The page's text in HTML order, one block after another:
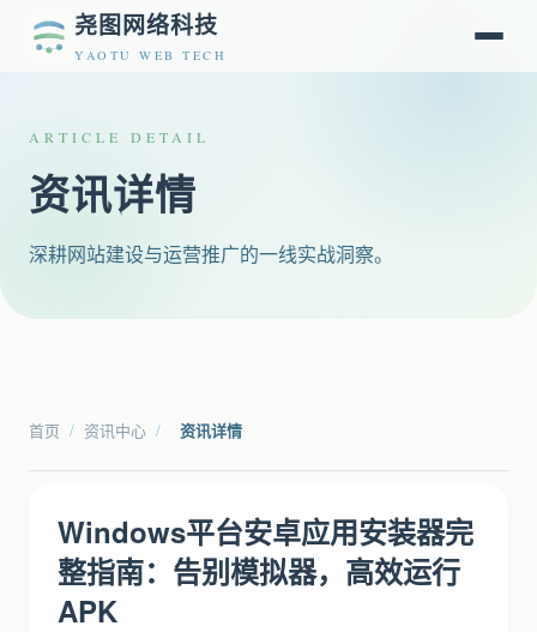
尧图网络科技
YAOTU WEB TECH
ARTICLE DETAIL
资讯详情
深耕网站建设与运营推广的一线实战洞察。
首页 / 资讯中心 / 资讯详情
Windows平台安卓应用安装器完
整指南：告别模拟器，高效运行
APK